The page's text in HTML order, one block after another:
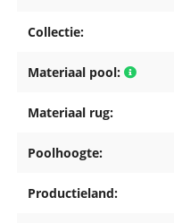
Collectie:
Materiaal pool:
Materiaal rug:
Poolhoogte:
Productieland: